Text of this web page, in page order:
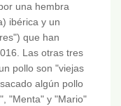
una hembra
ibérica y un
que han
Las otras tres
pollo son "viejas
algún pollo
"Menta" y "Mario"